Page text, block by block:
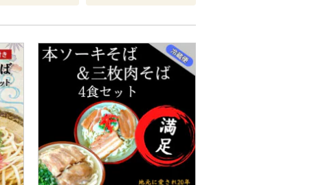
配送指定 解除
お届け日時指定可
お届け時間帯指定可
発送される月指定可
解除
さとふる限定のお礼品
定期便
さとふるアプリdeワンストップ申請
対象
件数順
評価順
額が高い順
が低い順
60
90
120